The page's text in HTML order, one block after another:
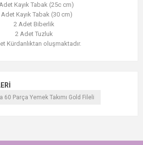
Kayık Tabak (25c cm)
Adet Kayık Tabak (30 cm)
2 Adet Biberlik
2 Adet Tuzluk
Kürdanlıktan oluşmaktadır.
60 Parça Yemek Takımı Gold Fileli